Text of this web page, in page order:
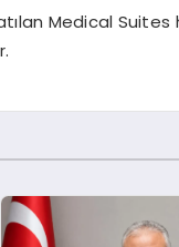
tılan Medical Suites
.